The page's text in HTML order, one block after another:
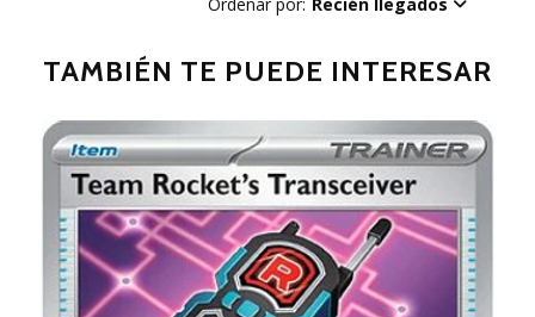
TAMBIÉN TE PUEDE INTERESAR